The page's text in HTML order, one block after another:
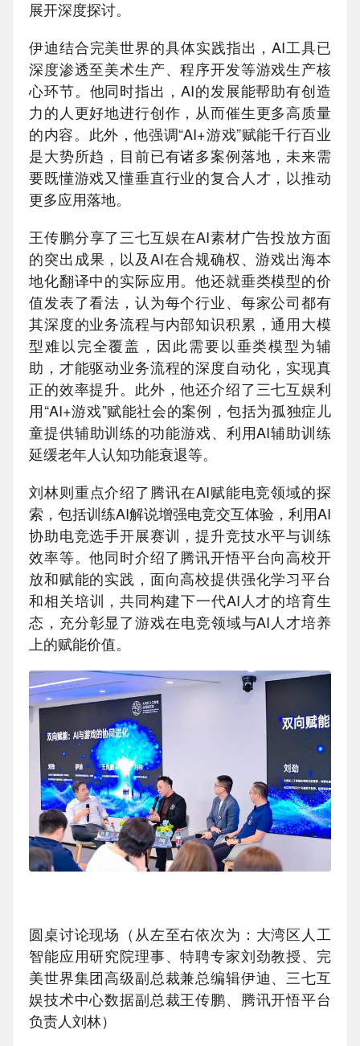
展开深度探讨。
伊迪结合完美世界的具体实践指出，AI工具已
深度渗透至美术生产、程序开发等游戏生产核
心环节。他同时指出，AI的发展能帮助有创造
力的人更好地进行创作，从而催生更多高质量
的内容。此外，他强调“AI+游戏”赋能千行百业
是大势所趋，目前已有诸多案例落地，未来需
要既懂游戏又懂垂直行业的复合人才，以推动
更多应用落地。
王传鹏分享了三七互娱在AI素材广告投放方面
的突出成果，以及AI在合规确权、游戏出海本
地化翻译中的实际应用。他还就垂类模型的价
值发表了看法，认为每个行业、每家公司都有
其深度的业务流程与内部知识积累，通用大模
型难以完全覆盖，因此需要以垂类模型为辅
助，才能驱动业务流程的深度自动化，实现真
正的效率提升。此外，他还介绍了三七互娱利
用“AI+游戏”赋能社会的案例，包括为孤独症儿
童提供辅助训练的功能游戏、利用AI辅助训练
延缓老年人认知功能衰退等。
刘林则重点介绍了腾讯在AI赋能电竞领域的探
索，包括训练AI解说增强电竞交互体验，利用AI
协助电竞选手开展赛训，提升竞技水平与训练
效率等。他同时介绍了腾讯开悟平台向高校开
放和赋能的实践，面向高校提供强化学习平台
和相关培训，共同构建下一代AI人才的培育生
态，充分彰显了游戏在电竞领域与AI人才培养
上的赋能价值。
圆桌讨论现场（从左至右依次为：大湾区人工
智能应用研究院理事、特聘专家刘劲教授、完
美世界集团高级副总裁兼总编辑伊迪、三七互
娱技术中心数据副总裁王传鹏、腾讯开悟平台
负责人刘林）